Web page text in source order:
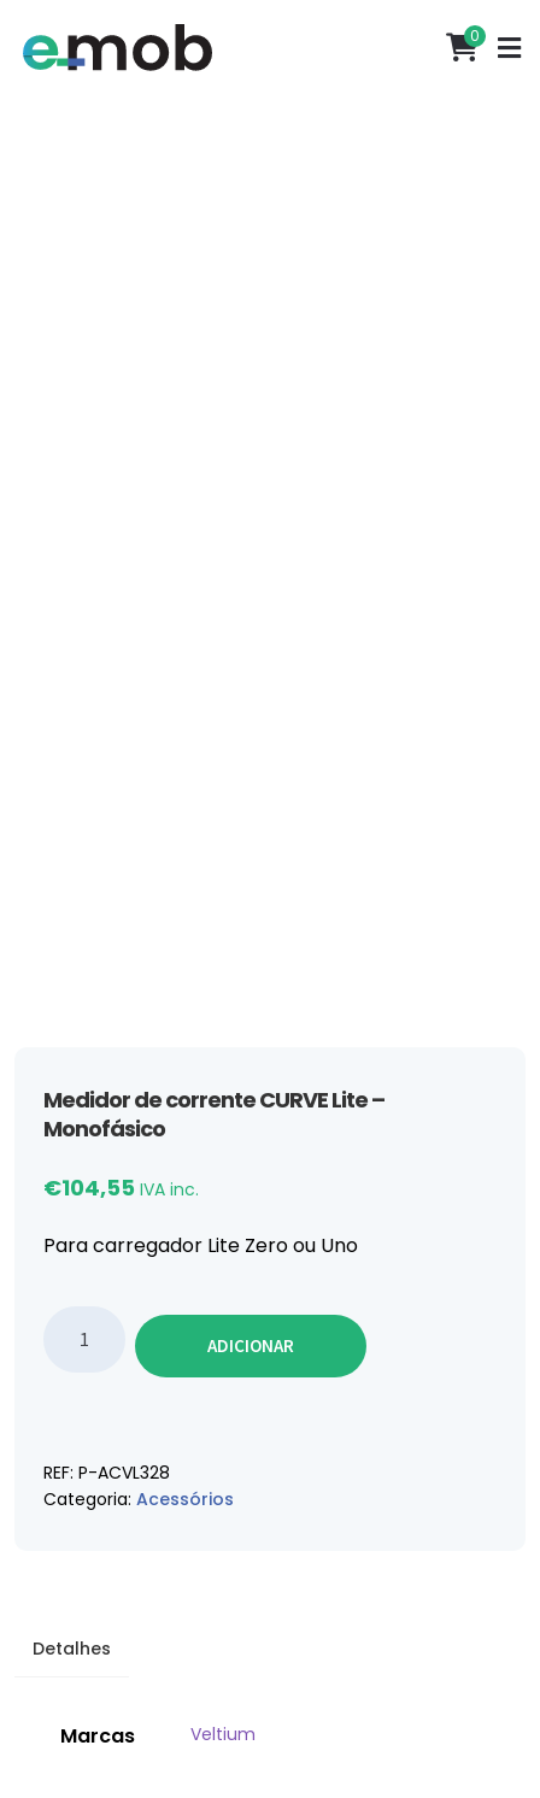
Portes grátis em encomendas superiores a 500€
0
Medidor de corrente CURVE Lite –
Monofásico
€104,55 IVA inc.
Para carregador Lite Zero ou Uno
Quantidade de Medidor de corrente CURVE Lite -
ADICIONAR
REF: P-ACVL328
Categoria: Acessórios
Detalhes
Marcas Veltium